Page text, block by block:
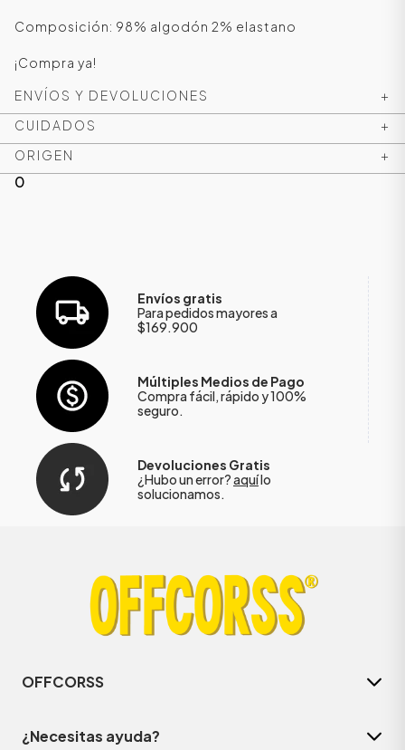
Composición: 98% algodón 2% elastano
¡Compra ya!
ENVÍOS Y DEVOLUCIONES
+
CUIDADOS
+
ORIGEN
+
0
Envíos gratis
Para pedidos mayores a
$169.900
Múltiples Medios de Pago
Compra fácil, rápido y 100%
seguro.
Devoluciones Gratis
¿Hubo un error?aquílo
solucionamos.
OFFCORSS
¿Necesitas ayuda?